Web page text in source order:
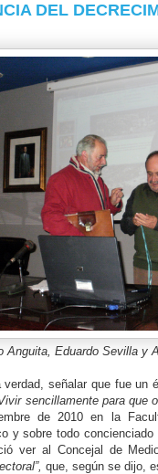
DEL
Anguita, Eduardo Sevilla y
verdad, señalar que fue un
sencillamente para que
de 2010 en la
y sobre todo
ver al Concejal de
que, según se dijo,